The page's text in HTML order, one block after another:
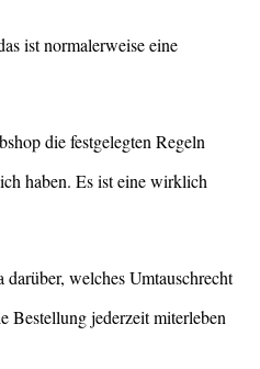
ist normalerweise eine
die festgelegten Regeln
haben. Es ist eine wirklich
welches Umtauschrecht
Bestellung jederzeit miterleben